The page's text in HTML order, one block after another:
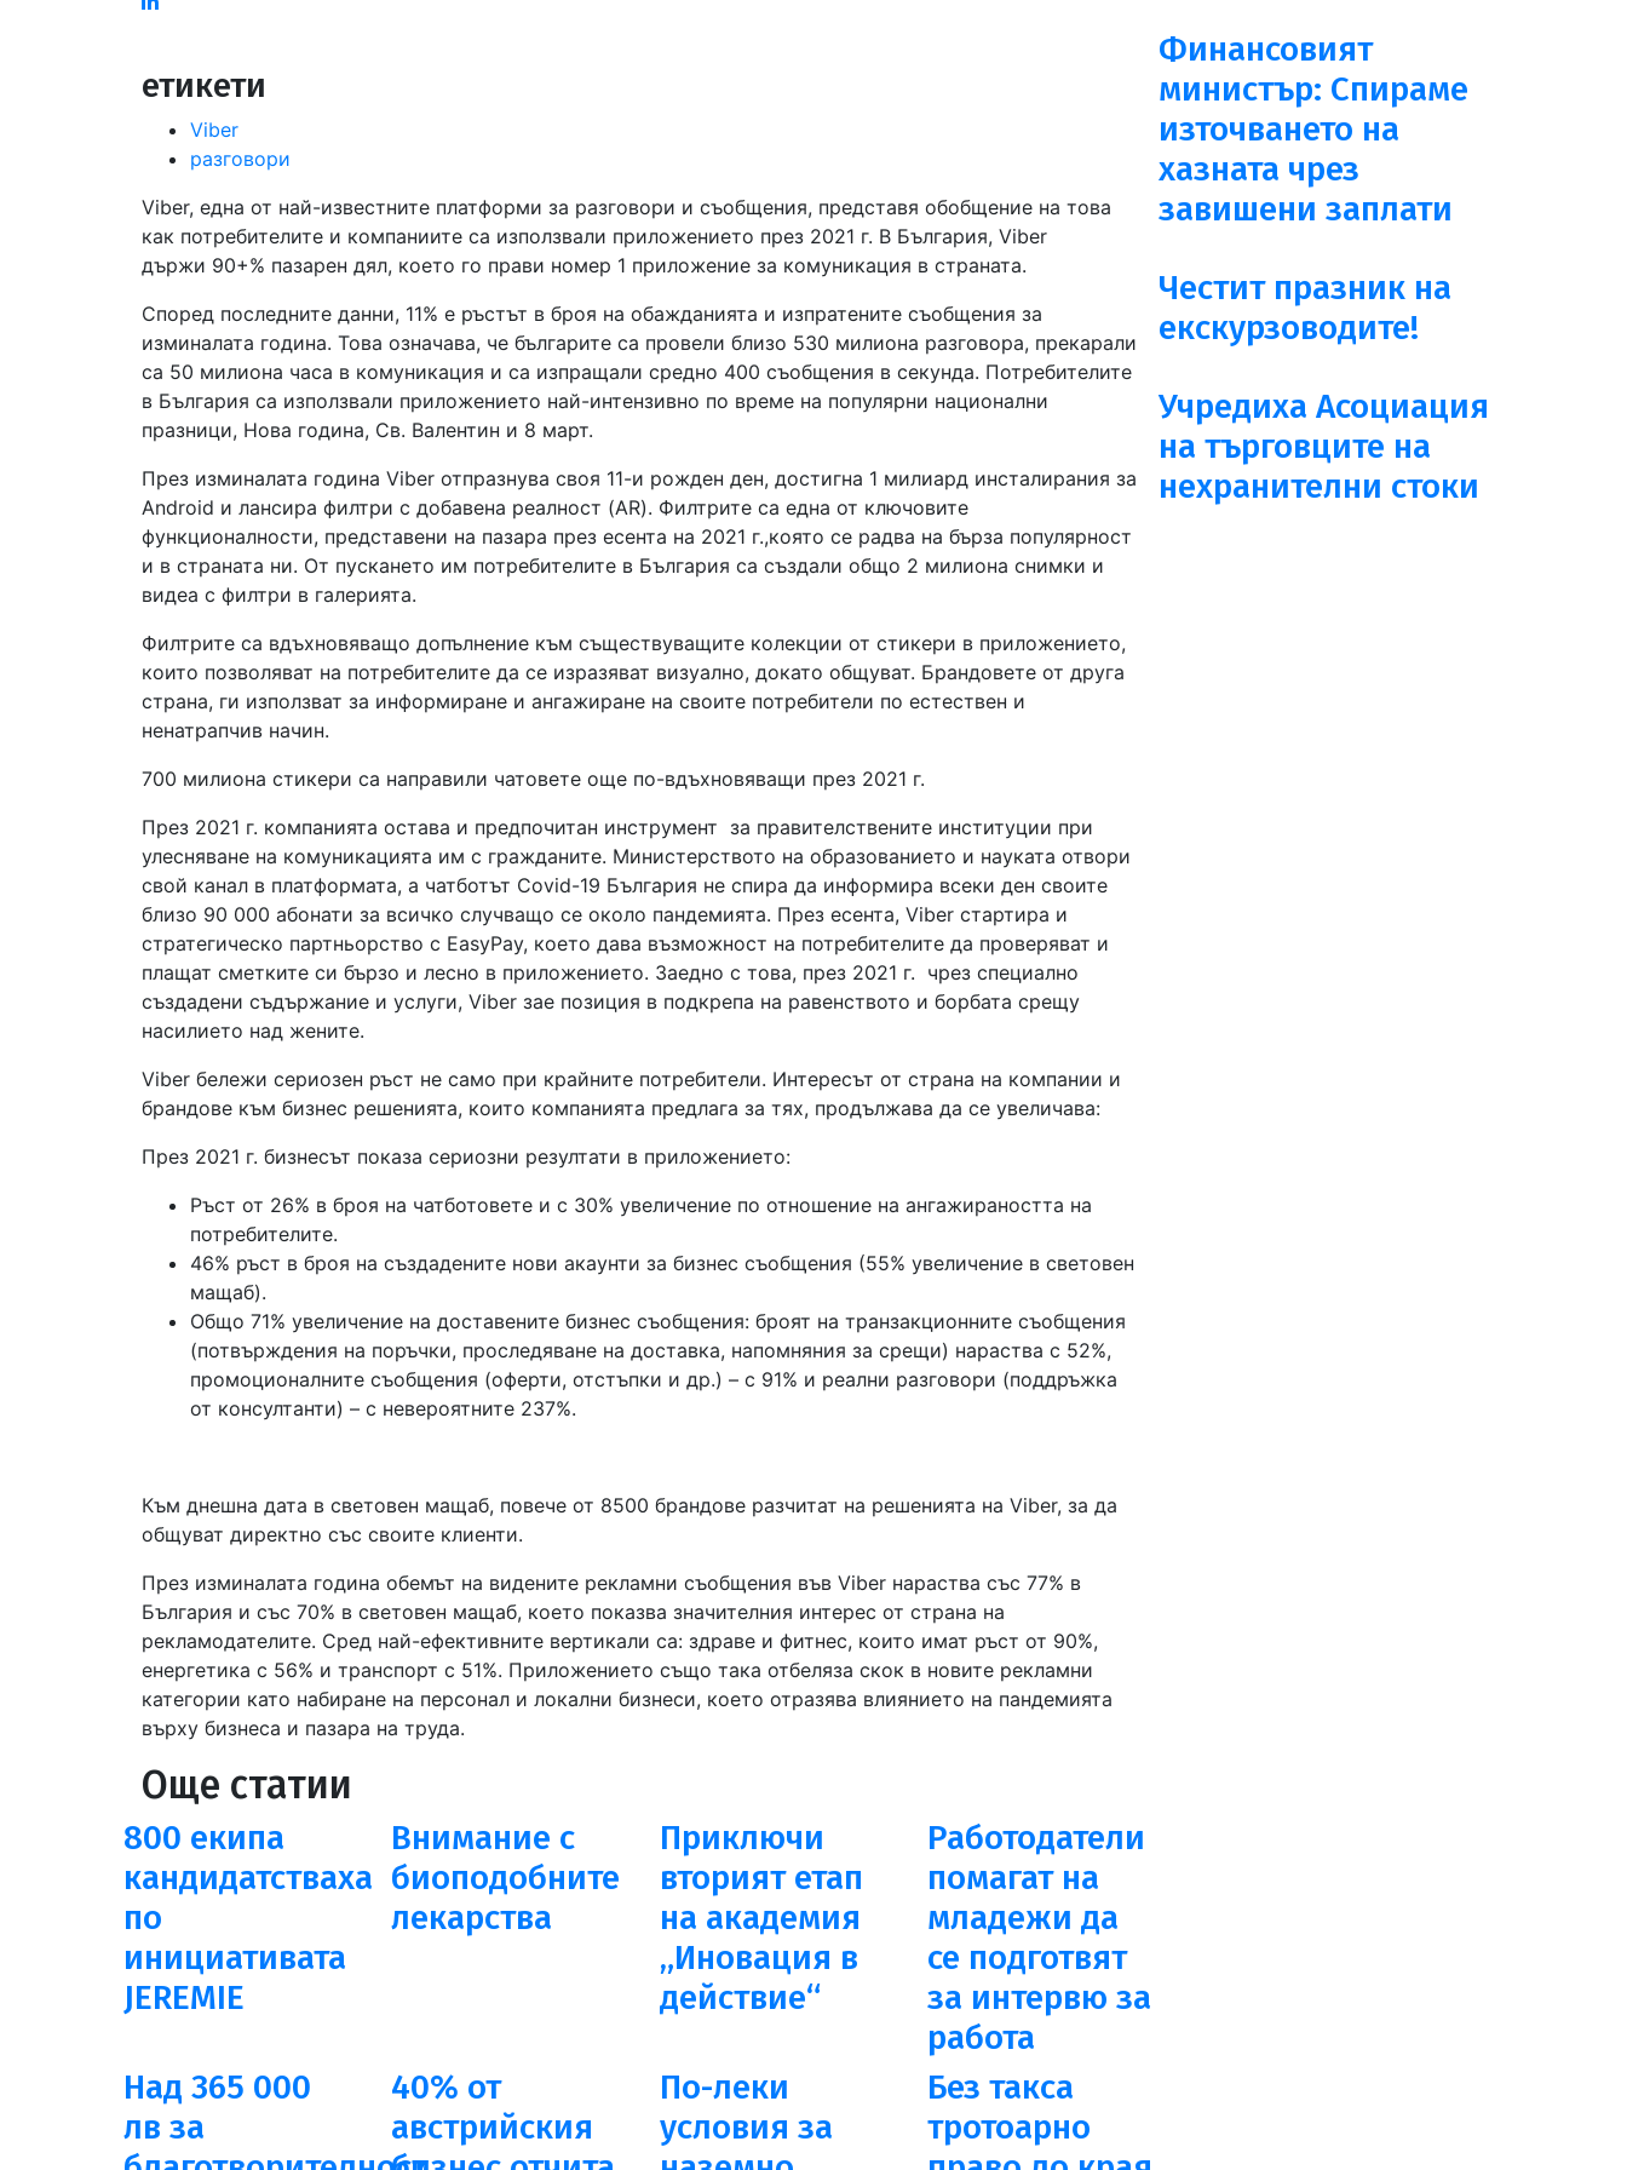
етикети
Viber
разговори
Viber, една от най-известните платформи за разговори и съобщения, представя обобщение на това
как потребителите и компаниите са използвали приложението през 2021 г. В България, Viber
държи 90+% пазарен дял, което го прави номер 1 приложение за комуникация в страната.
Според последните данни, 11% е ръстът в броя на обажданията и изпратените съобщения за
изминалата година. Това означава, че българите са провели близо 530 милиона разговора, прекарали
са 50 милиона часа в комуникация и са изпращали средно 400 съобщения в секунда. Потребителите
в България са използвали приложението най-интензивно по време на популярни национални
празници, Нова година, Св. Валентин и 8 март.
През изминалата година Viber отпразнува своя 11-и рожден ден, достигна 1 милиард инсталирания за
Android и лансира филтри с добавена реалност (AR). Филтрите са една от ключовите
функционалности, представени на пазара през есента на 2021 г.,която се радва на бърза популярност
и в страната ни. От пускането им потребителите в България са създали общо 2 милиона снимки и
видеа с филтри в галерията.
Филтрите са вдъхновяващо допълнение към съществуващите колекции от стикери в приложението,
които позволяват на потребителите да се изразяват визуално, докато общуват. Брандовете от друга
страна, ги използват за информиране и ангажиране на своите потребители по естествен и
ненатрапчив начин.
700 милиона стикери са направили чатовете още по-вдъхновяващи през 2021 г.
През 2021 г. компанията остава и предпочитан инструмент за правителствените институции при
улесняване на комуникацията им с гражданите. Министерството на образованието и науката отвори
свой канал в платформата, а чатботът Covid-19 България не спира да информира всеки ден своите
близо 90 000 абонати за всичко случващо се около пандемията. През есента, Viber стартира и
стратегическо партньорство с EasyPay, което дава възможност на потребителите да проверяват и
плащат сметките си бързо и лесно в приложението. Заедно с това, през 2021 г. чрез специално
създадени съдържание и услуги, Viber зае позиция в подкрепа на равенството и борбата срещу
насилието над жените.
Viber бележи сериозен ръст не само при крайните потребители. Интересът от страна на компании и
брандове към бизнес решенията, които компанията предлага за тях, продължава да се увеличава:
През 2021 г. бизнесът показа сериозни резултати в приложението:
Ръст от 26% в броя на чатботовете и с 30% увеличение по отношение на ангажираността на
потребителите.
46% ръст в броя на създадените нови акаунти за бизнес съобщения (55% увеличение в световен
мащаб).
Общо 71% увеличение на доставените бизнес съобщения: броят на транзакционните съобщения
(потвърждения на поръчки, проследяване на доставка, напомняния за срещи) нараства с 52%,
промоционалните съобщения (оферти, отстъпки и др.) – с 91% и реални разговори (поддръжка
от консултанти) – с невероятните 237%.
Към днешна дата в световен мащаб, повече от 8500 брандове разчитат на решенията на Viber, за да
общуват директно със своите клиенти.
През изминалата година обемът на видените рекламни съобщения във Viber нараства със 77% в
България и със 70% в световен мащаб, което показва значителния интерес от страна на
рекламодателите. Сред най-ефективните вертикали са: здраве и фитнес, които имат ръст от 90%,
енергетика с 56% и транспорт с 51%. Приложението също така отбеляза скок в новите рекламни
категории като набиране на персонал и локални бизнеси, което отразява влиянието на пандемията
върху бизнеса и пазара на труда.
Още статии
800 екипа
кандидатстваха
по
инициативата
JEREMIE
Внимание с
биоподобните
лекарства
Приключи
вторият етап
на академия
„Иновация в
действие“
Работодатели
помагат на
младежи да
се подготвят
за интервю за
работа
Над 365 000
лв за
40% от
австрийския
По-леки
условия за
Без такса
тротоарно
Финансовият
министър: Спираме
източването на
хазната чрез
завишени заплати
Честит празник на
екскурзоводите!
Учредиха Асоциация
на търговците на
нехранителни стоки